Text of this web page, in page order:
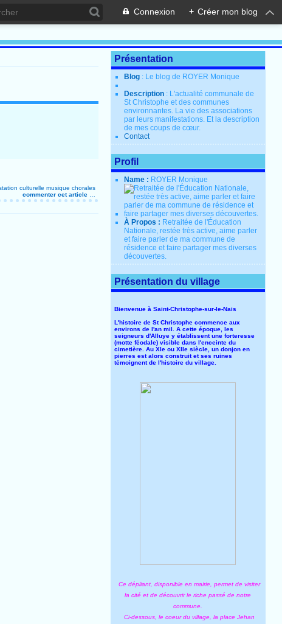
Connexion + Créer mon blog
culturelle musique chorales
commenter cet article
Présentation
Blog : Le blog de ROYER Monique
Description : L'actualité communale de
St Christophe et des communes
environnantes. La vie des associations
par leurs manifestations. Et la description
de mes coups de cœur.
Contact
Profil
Name : ROYER Monique
À Propos : Retraitée de l'Éducation
Nationale, restée très active, aime parler
et faire parler de ma commune de
résidence et faire partager mes diverses
découvertes.
Présentation du village
Bienvenue à Saint-Christophe-sur-le-Nais
L'histoire de St Christophe commence aux
environs de l'an mil. A cette époque, les
seigneurs d'Alluye y établissent une forteresse
(motte féodale) visible dans l'enceinte du
cimetière. Au XIe ou XIIe siècle, un donjon en
pierres est alors construit et ses ruines
témoignent de l'histoire du village.
Ce dépliant, disponible en mairie, permet de visiter
la cité et de découvrir le riche passé de notre
commune.
Ci-dessous, le coeur du village, la place Jehan